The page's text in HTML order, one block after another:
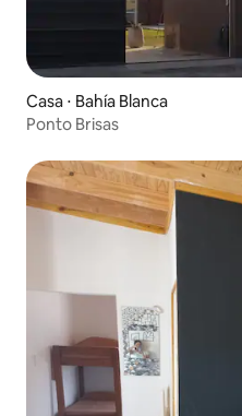
Casa ⋅ Bahía Blanca
Ponto Brisas